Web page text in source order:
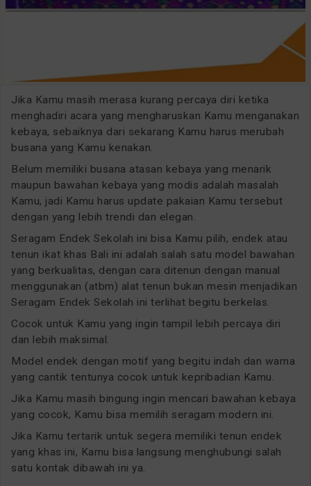
Jika Kamu masih merasa kurang percaya diri ketika
menghadiri acara yang mengharuskan Kamu menganakan
kebaya, sebaiknya dari sekarang Kamu harus merubah
busana yang Kamu kenakan.
Belum memiliki busana atasan kebaya yang menarik
maupun bawahan kebaya yang modis adalah masalah
Kamu, jadi Kamu harus update pakaian Kamu tersebut
dengan yang lebih trendi dan elegan.
Seragam Endek Sekolah ini bisa Kamu pilih, endek atau
tenun ikat khas Bali ini adalah salah satu model bawahan
yang berkualitas, dengan cara ditenun dengan manual
menggunakan (atbm) alat tenun bukan mesin menjadikan
Seragam Endek Sekolah ini terlihat begitu berkelas.
Cocok untuk Kamu yang ingin tampil lebih percaya diri
dan lebih maksimal.
Model endek dengan motif yang begitu indah dan warna
yang cantik tentunya cocok untuk kepribadian Kamu.
Jika Kamu masih bingung ingin mencari bawahan kebaya
yang cocok, Kamu bisa memilih seragam modern ini.
Jika Kamu tertarik untuk segera memiliki tenun endek
yang khas ini, Kamu bisa langsung menghubungi salah
satu kontak dibawah ini ya.